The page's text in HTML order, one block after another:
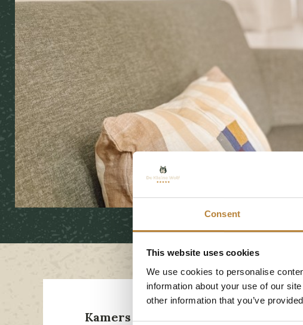
Consent
This website uses cookies
We use cookies to personalise
information about your use of our
other information that you’ve
Kamers